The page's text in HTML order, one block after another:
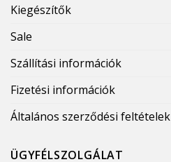
Kiegészítők
Sale
Szállítási információk
Fizetési információk
Általános szerződési feltételek
ÜGYFÉLSZOLGÁLAT